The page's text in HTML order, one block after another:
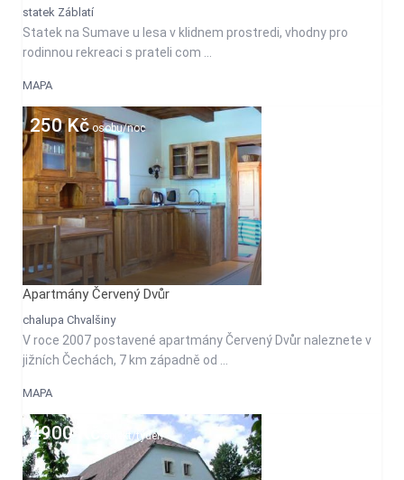
statek Záblatí
Statek na Sumave u lesa v klidnem prostredi, vhodny pro
rodinnou rekreaci s prateli com ...
MAPA
250 Kčosobu/noc
Apartmány Červený Dvůr
chalupa Chvalšiny
V roce 2007 postavené apartmány Červený Dvůr naleznete v
jižních Čechách, 7 km západně od ...
MAPA
4900 Kč objekt/týden